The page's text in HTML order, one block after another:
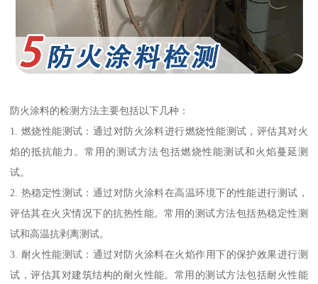
防火涂料的检测方法主要包括以下几种：
1. 燃烧性能测试：通过对防火涂料进行燃烧性能测试，评估其对火
焰的抵抗能力。常用的测试方法包括燃烧性能测试和火焰蔓延测
试。
2. 热稳定性测试：通过对防火涂料在高温环境下的性能进行测试，
评估其在火灾情况下的抗热性能。常用的测试方法包括热稳定性测
试和高温抗剥离测试。
3. 耐火性能测试：通过对防火涂料在火焰作用下的保护效果进行测
试，评估其对建筑结构的耐火性能。常用的测试方法包括耐火性能